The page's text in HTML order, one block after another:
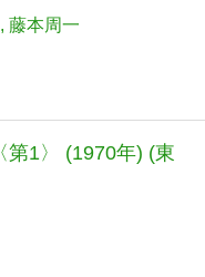
藤本周一
第1〉 (1970年) (東